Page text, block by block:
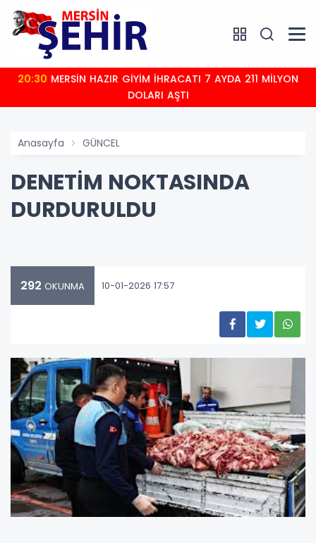
20:30
DOLARI AŞTI
Anasayfa GÜNCEL
DENETİM NOKTASINDA
DURDURULDU
292 OKUNMA 10-01-2026 17:57